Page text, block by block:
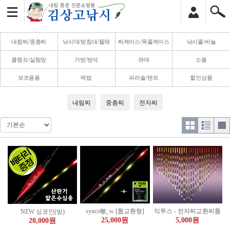
내림찌/중층찌 낚시대/받침대/뜰채 찌케이스/목줄케이스 낚시줄/바늘
클램프/살림망 가방/방석 좌대 소품
보조용품 떡밥 파라솔/텐트 할인상품
내림찌 중층찌 전자찌
NEW 싱코인(빙)
20,000원
synco敏_w [톱교환형]
25,000원
익투스 - 전자찌교환찌톱
5,000원